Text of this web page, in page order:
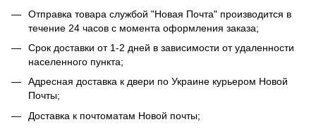
Отправка товара службой "Новая Почта" производится в
течение 24 часов с момента оформления заказа;
Срок доставки от 1-2 дней в зависимости от удаленности
населенного пункта;
Адресная доставка к двери по Украине курьером Новой
Почты;
Доставка к почтоматам Новой почты;